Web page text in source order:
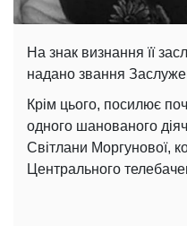
На знак визнання її
надано звання
Крім цього, посилює
одного шанованого
Світлани Моргунової,
Центрального